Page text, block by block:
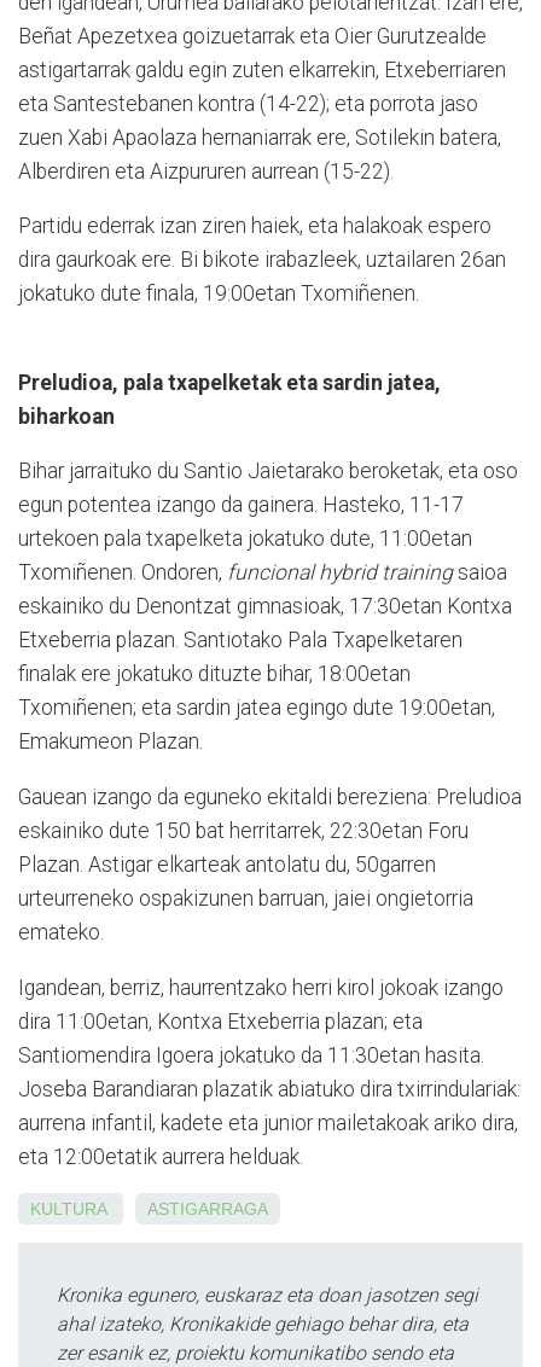
Beñat Apezetxea goizuetarrak eta Oier Gurutzealde
astigartarrak galdu egin zuten elkarrekin, Etxeberriaren
eta Santestebanen kontra (14-22); eta porrota jaso
zuen Xabi Apaolaza hernaniarrak ere, Sotilekin batera,
Alberdiren eta Aizpururen aurrean (15-22).
Partidu ederrak izan ziren haiek, eta halakoak espero
dira gaurkoak ere. Bi bikote irabazleek, uztailaren 26an
jokatuko dute finala, 19:00etan Txomiñenen.
Preludioa, pala txapelketak eta sardin jatea,
biharkoan
Bihar jarraituko du Santio Jaietarako beroketak, eta oso
egun po­tentea izango da gainera. Hasteko, 11-17
urtekoen pala txapelketa jokatuko dute, 11:00etan
Txomiñenen. Ondoren, funcional hybrid trainingsaioa
eskainiko du Denontzat gimnasioak, 17:30etan Kontxa
Etxeberria plazan. Santiotako Pala Txapelketaren
finalak ere jokatuko dituzte bihar, 18:00etan
Txomiñenen; eta sardin jatea egingo dute 19:00etan,
Emakumeon Plazan.
Gauean izango da eguneko ek­italdi bereziena: Preludioa
es­kainiko dute 150 bat herritarrek, 22:30etan Foru
Plazan. Asti­gar elkarteak antolatu du, 50garren
urteurreneko ospakizunen barruan, jaiei ongietorria
emateko.
Igandean, berriz, haurrentzako herri kirol jokoak izango
dira 11:00etan, Kontxa Etxeberria plazan; eta
Santiomendira Igoera jokatuko da 11:30etan hasita.
Joseba Barandiaran plazatik abiatuko dira txirrindulariak:
aurrena infantil, kadete eta junior mailetakoak ariko dira,
eta 12:00etatik aurrera helduak
KULTURA ASTIGARRAGA
Kronika egunero, euskaraz eta doan jasotzen segi
ahal izateko, Kronikakide gehiago behar dira, eta
zer esanik ez, proiektu komunikatibo sendo eta